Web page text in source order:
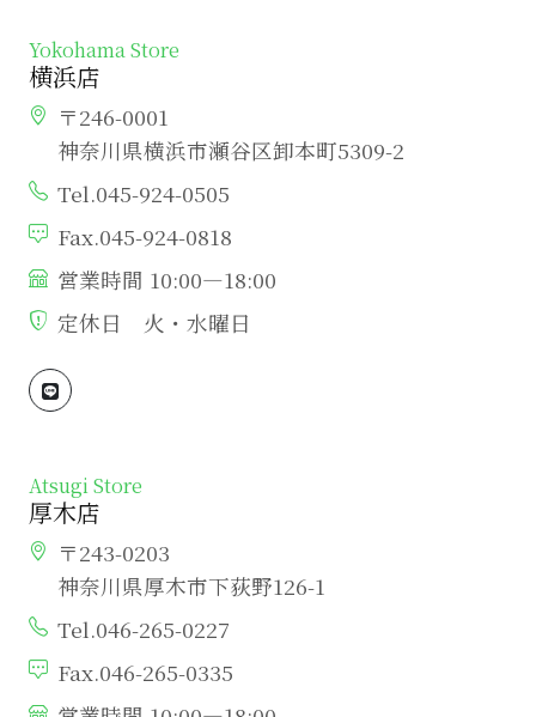
Yokohama Store
横浜店
〒246-0001
神奈川県横浜市瀬谷区卸本町5309-2
Tel.045-924-0505
Fax.045-924-0818
営業時間 10:00―18:00
定休日 火・水曜日
Atsugi Store
厚木店
〒243-0203
神奈川県厚木市下荻野126-1
Tel.046-265-0227
Fax.046-265-0335